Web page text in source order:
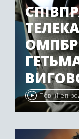
ОМПБР
Повні